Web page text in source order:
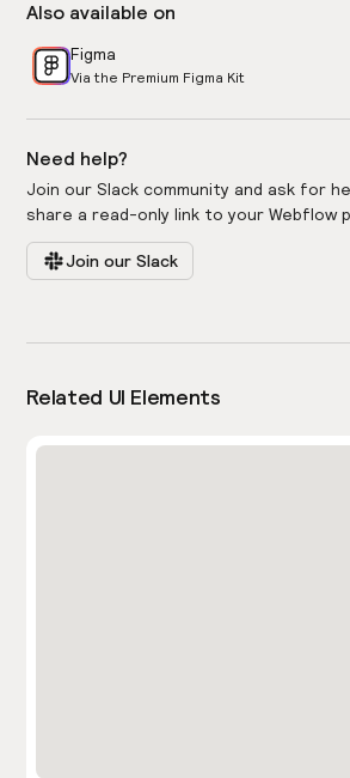
Also available on
Figma
Via the Premium Figma Kit
Need help?
Join our Slack community and ask for
share a read-only link to your Webflow
Join our Slack
Related UI Elements